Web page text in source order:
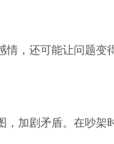
，还可能让问题变得
剧矛盾。在吵架